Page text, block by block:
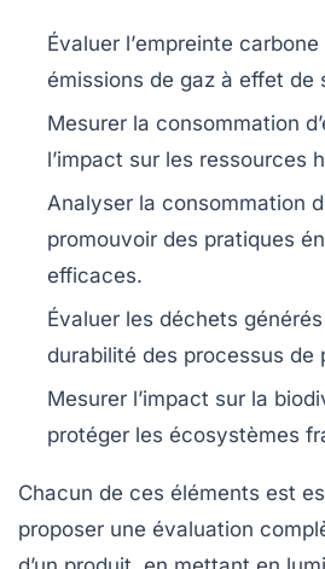
Évaluer l’empreinte carbone
émissions de gaz à effet de
Mesurer la consommation
l’impact sur les ressources
Analyser la consommation
promouvoir des pratiques
efficaces.
Évaluer les déchets générés
durabilité des processus de
Mesurer l’impact sur la
protéger les écosystèmes
Chacun de ces éléments est
proposer une évaluation